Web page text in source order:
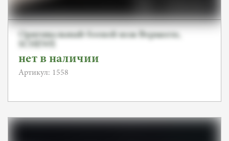
Оригинальный боевой нож Вермахта,
нет в наличии
Артикул: 1558